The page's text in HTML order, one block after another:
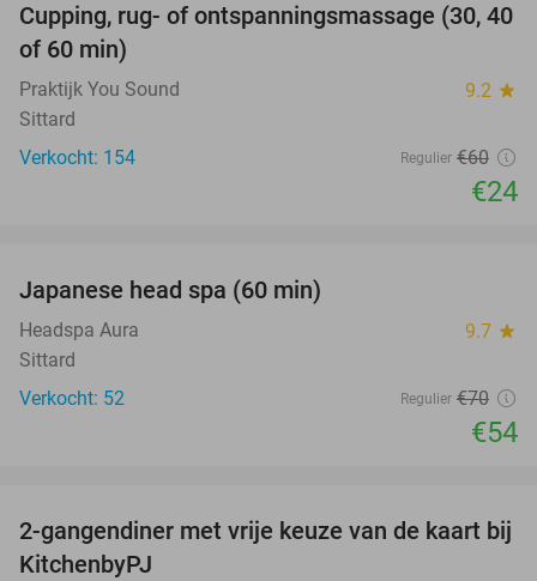
60%
Cupping, rug- of ontspanningsmassage (30, 40
of 60 min)
Praktijk You Sound 9.2 star
Sittard
Verkocht: 154
Regulier €60
€24
Japanese head spa (60 min)
Headspa Aura 9.7 star
Sittard
Verkocht: 52
Regulier €70
€54
23%
2-gangendiner met vrije keuze van de kaart bij
KitchenbyPJ